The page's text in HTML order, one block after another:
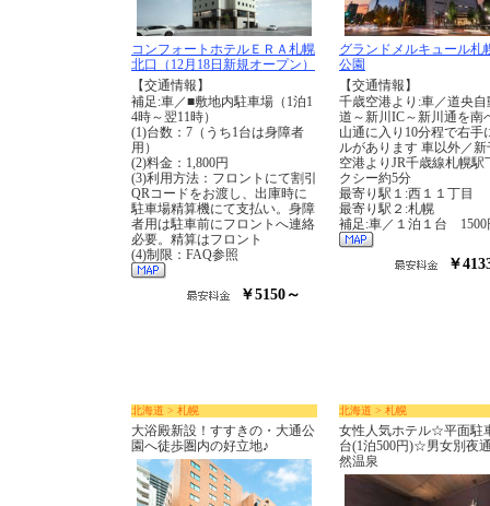
コンフォートホテルＥＲＡ札幌
北口（12月18日新規オープン）
【交通情報】
補足:車／■敷地内駐車場（1泊1
4時～翌11時）
(1)台数：7（うち1台は身障者
用）
(2)料金：1,800円
(3)利用方法：フロントにて割引
QRコードをお渡し、出庫時に
駐車場精算機にて支払い。身障
者用は駐車前にフロントへ連絡
必要。精算はフロント
(4)制限：FAQ参照
￥5150～
グランドメルキュール札
公園
【交通情報】
千歳空港より:車／道央自
道～新川IC～新川通を南
山通に入り10分程で右手
ルがあります 車以外／新
空港よりJR千歳線札幌駅
クシー約5分
最寄り駅１:西１１丁目
最寄り駅２:札幌
補足:車／１泊１台
￥
北海道 > 札幌
大浴殿新設！すすきの・大通公
園へ徒歩圏内の好立地♪
北海道 > 札幌
女性人気ホテル☆平面駐
台(1泊500円)☆男女別夜
然温泉